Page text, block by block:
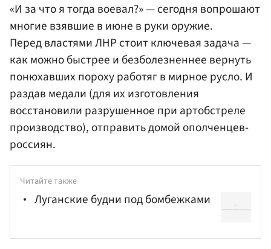
«И за что я тогда воевал?» — сегодня вопрошают
многие взявшие в июне в руки оружие.
Перед властями ЛНР стоит ключевая задача —
как можно быстрее и безболезненнее вернуть
понюхавших пороху работяг в мирное русло. И
раздав медали (для их изготовления
восстановили разрушенное при артобстреле
производство), отправить домой ополченцев-
россиян.
Читайте также
Луганские будни под бомбежками